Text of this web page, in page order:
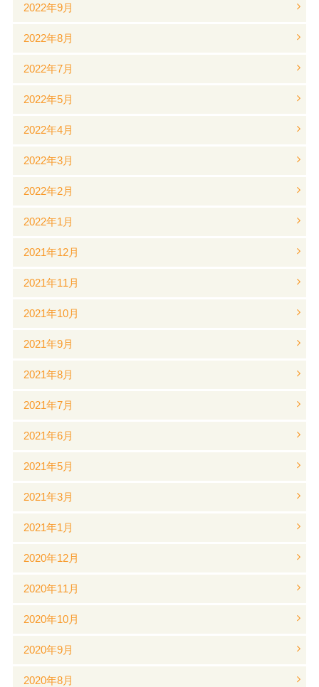
2022年9月
2022年8月
2022年7月
2022年5月
2022年4月
2022年3月
2022年2月
2022年1月
2021年12月
2021年11月
2021年10月
2021年9月
2021年8月
2021年7月
2021年6月
2021年5月
2021年3月
2021年1月
2020年12月
2020年11月
2020年10月
2020年9月
2020年8月